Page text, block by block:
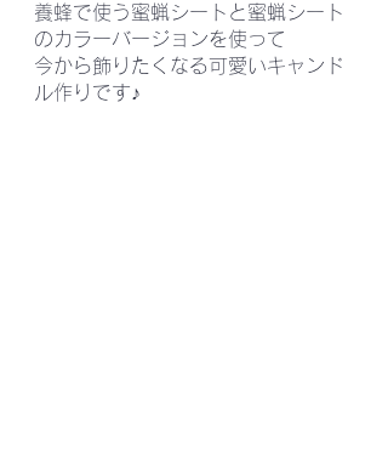
養蜂で使う蜜蝋シートと蜜蝋シート
のカラーバージョンを使って
今から飾りたくなる可愛いキャンド
ル作りです♪